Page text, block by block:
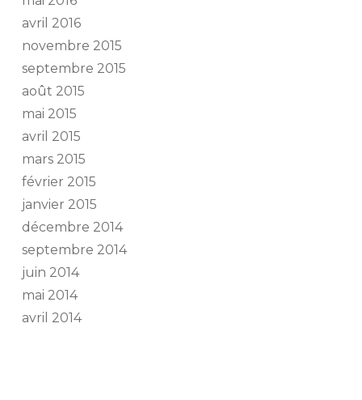
avril 2016
novembre 2015
septembre 2015
août 2015
mai 2015
avril 2015
mars 2015
février 2015
janvier 2015
décembre 2014
septembre 2014
juin 2014
mai 2014
avril 2014